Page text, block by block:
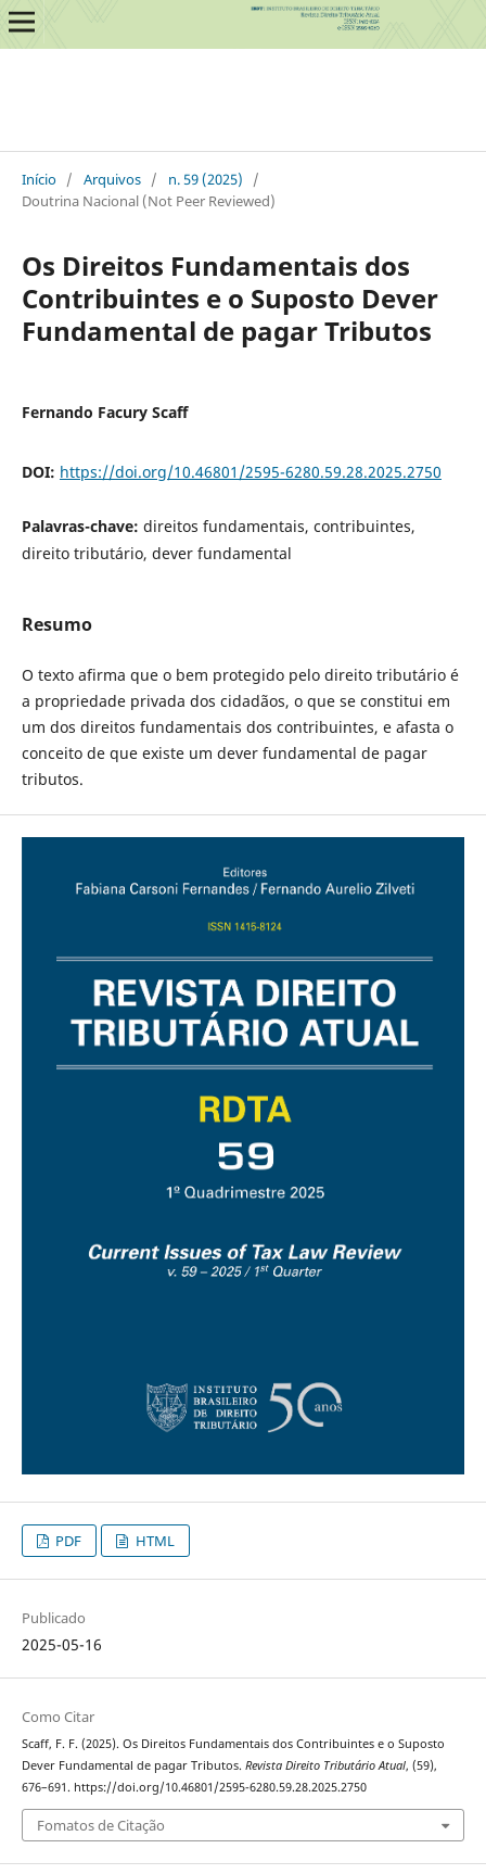
Início / Arquivos / n. 59 (2025)
/
Doutrina Nacional (Not Peer Reviewed)
Os Direitos Fundamentais dos
Contribuintes e o Suposto Dever
Fundamental de pagar Tributos
Fernando Facury Scaff
DOI: https://doi.org/10.46801/2595-6280.59.28.2025.2750
Palavras-chave: direitos fundamentais, contribuintes,
direito tributário, dever fundamental
Resumo
O texto afirma que o bem protegido pelo direito tributário é
a propriedade privada dos cidadãos, o que se constitui em
um dos direitos fundamentais dos contribuintes, e afasta o
conceito de que existe um dever fundamental de pagar
tributos.
PDF HTML
Publicado
2025-05-16
Como Citar
Scaff, F. F. (2025). Os Direitos Fundamentais dos Contribuintes e o Suposto
Dever Fundamental de pagar Tributos. Revista Direito Tributário Atual, (59),
676–691. https://doi.org/10.46801/2595-6280.59.28.2025.2750
Fomatos de Citação